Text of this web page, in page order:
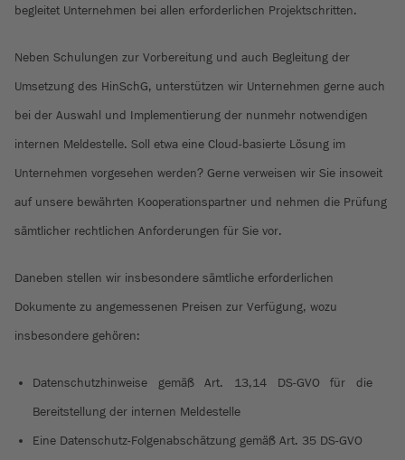
begleitet Unternehmen bei allen erforderlichen Projektschritten.
Neben Schulungen zur Vorbereitung und auch Begleitung der
Umsetzung des HinSchG, unterstützen wir Unternehmen gerne auch
bei der Auswahl und Implementierung der nunmehr notwendigen
internen Meldestelle. Soll etwa eine Cloud-basierte Lösung im
Unternehmen vorgesehen werden? Gerne verweisen wir Sie insoweit
auf unsere bewährten Kooperationspartner und nehmen die Prüfung
sämtlicher rechtlichen Anforderungen für Sie vor.
Daneben stellen wir insbesondere sämtliche erforderlichen
Dokumente zu angemessenen Preisen zur Verfügung, wozu
insbesondere gehören:
Datenschutzhinweise gemäß Art. 13,14 DS-GVO für die
Bereitstellung der internen Meldestelle
Eine Datenschutz-Folgenabschätzung gemäß Art. 35 DS-GVO